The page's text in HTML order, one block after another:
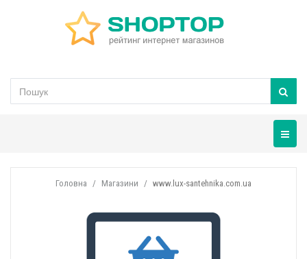
Головна Магазини www.lux-santehnika.com.ua